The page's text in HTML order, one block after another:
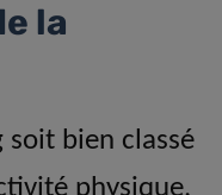
la
soit bien classé
physique,